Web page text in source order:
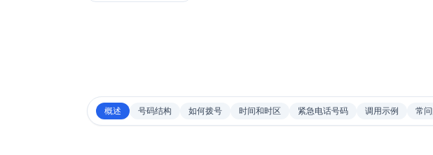
概述 号码结构 如何拨号 时间和时区 紧急电话号码 调用示例 常